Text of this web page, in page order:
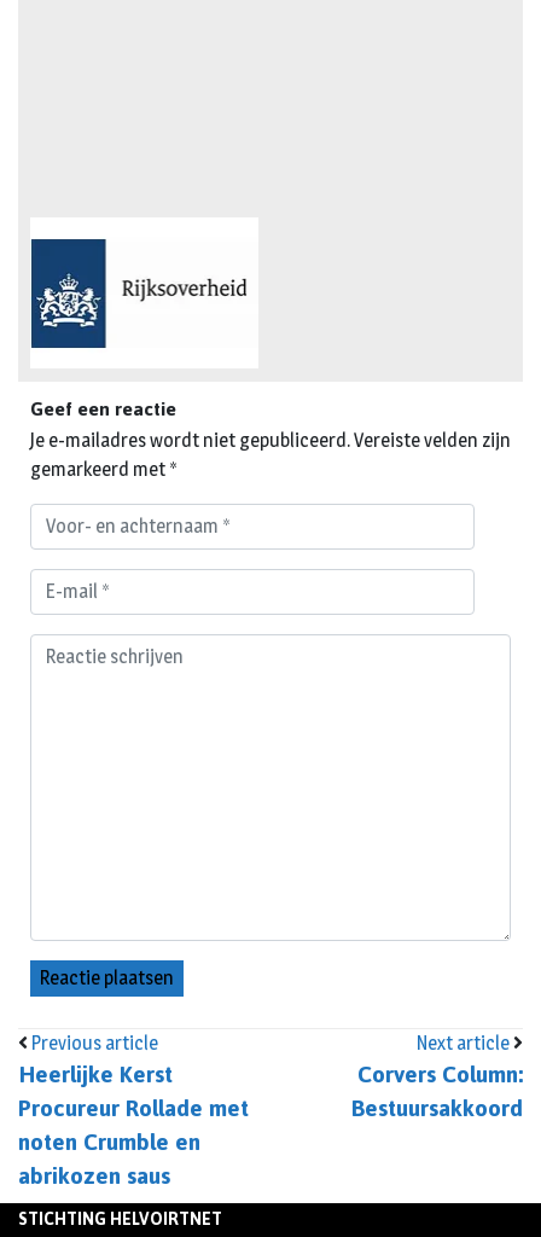
Previous article
Heerlijke Kerst
Procureur Rollade met
noten Crumble en
abrikozen saus
Next article
Corvers Column:
Bestuursakkoord
Geef een reactie
Je e-mailadres wordt niet gepubliceerd.Vereiste velden zijn
gemarkeerd met *
STICHTING HELVOIRTNET